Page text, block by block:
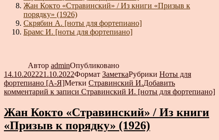
Жан Кокто «Стравинский» / Из книги «Призыв к
порядку» (1926)
Скрябин А. [ноты для фортепиано]
Брамс И. [ноты для фортепиано]
Автор adminОпубликовано
14.10.202221.10.2022Формат ЗаметкаРубрики Ноты для
фортепиано [А-Я]Метки Стравинский И.Добавить
комментарий к записи Стравинский И. [ноты для фортепиано]
Жан Кокто «Стравинский» / Из книги
«Призыв к порядку» (1926)